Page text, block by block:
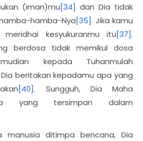
(iman)mu[34] dan Dia tidak
hamba-Nya[35]. Jika kamu
kesyukuranmu itu[37].
berdosa tidak memikul dosa
kepada Tuhanmulah
beritakan kepadamu apa yang
[40]. Sungguh, Dia Maha
yang tersimpan dalam
manusia ditimpa bencana, Dia